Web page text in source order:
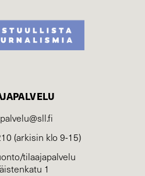
(arkisin klo 9-15)
tilaajapalvelu
1